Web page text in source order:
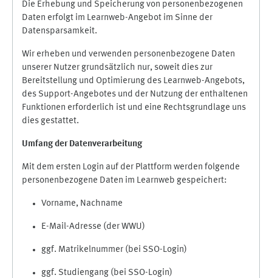
Die Erhebung und Speicherung von personenbezogenen
Daten erfolgt im Learnweb-Angebot im Sinne der
Datensparsamkeit.
Wir erheben und verwenden personenbezogene Daten
unserer Nutzer grundsätzlich nur, soweit dies zur
Bereitstellung und Optimierung des Learnweb-Angebots,
des Support-Angebotes und der Nutzung der enthaltenen
Funktionen erforderlich ist und eine Rechtsgrundlage uns
dies gestattet.
Umfang der Datenverarbeitung
Mit dem ersten Login auf der Plattform werden folgende
personenbezogene Daten im Learnweb gespeichert:
Vorname, Nachname
E-Mail-Adresse (der WWU)
ggf. Matrikelnummer (bei SSO-Login)
ggf. Studiengang (bei SSO-Login)